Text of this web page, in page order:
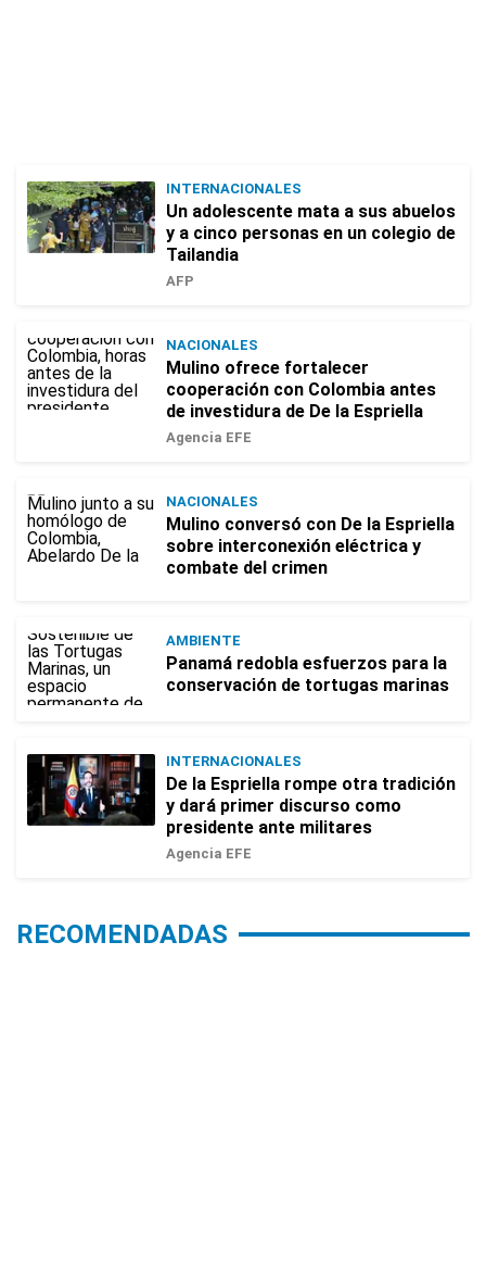
INTERNACIONALES
Un adolescente mata a sus abuelos
y a cinco personas en un colegio de
Tailandia
AFP
NACIONALES
Mulino ofrece fortalecer
cooperación con Colombia antes
de investidura de De la Espriella
Agencia EFE
NACIONALES
Mulino conversó con De la Espriella
sobre interconexión eléctrica y
combate del crimen
AMBIENTE
Panamá redobla esfuerzos para la
conservación de tortugas marinas
INTERNACIONALES
De la Espriella rompe otra tradición
y dará primer discurso como
presidente ante militares
Agencia EFE
RECOMENDADAS